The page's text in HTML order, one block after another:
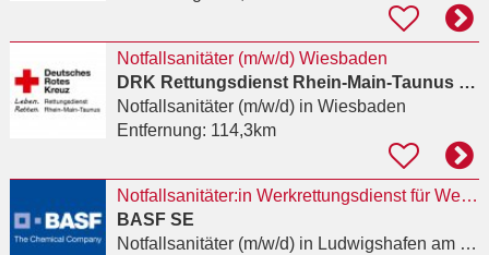
Notfallsanitäter (m/w/d) Wiesbaden
DRK Rettungsdienst Rhein-Main-Taunus gGmbH
Notfallsanitäter (m/w/d)in Wiesbaden
Entfernung: 114,3km
Notfallsanitäter:in Werkrettungsdienst für Wechselschicht oder Tagdienststelle (m/w/d)
BASF SE
Notfallsanitäter (m/w/d)in Ludwigshafen am Rhein, Friesenheim/Nord